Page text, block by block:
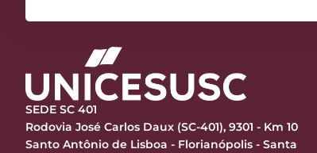
SEDE SC 401
Rodovia José Carlos Daux (SC-401), 9301 - Km 10
Santo Antônio de Lisboa - Florianópolis - Santa